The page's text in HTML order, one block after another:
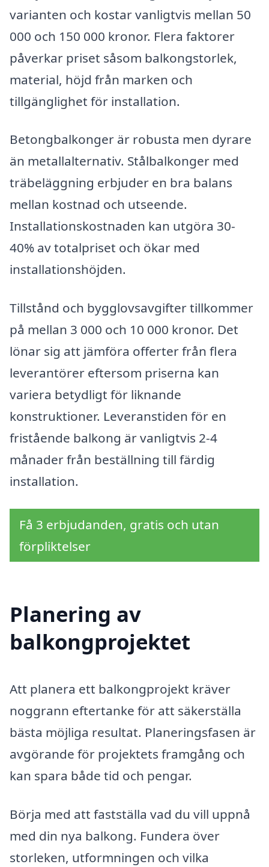
varianten och kostar vanligtvis mellan 50
000 och 150 000 kronor. Flera faktorer
påverkar priset såsom balkongstorlek,
material, höjd från marken och
tillgänglighet för installation.
Betongbalkonger är robusta men dyrare
än metallalternativ. Stålbalkonger med
träbeläggning erbjuder en bra balans
mellan kostnad och utseende.
Installationskostnaden kan utgöra 30-
40% av totalpriset och ökar med
installationshöjden.
Tillstånd och bygglovsavgifter tillkommer
på mellan 3 000 och 10 000 kronor. Det
lönar sig att jämföra offerter från flera
leverantörer eftersom priserna kan
variera betydligt för liknande
konstruktioner. Leveranstiden för en
fristående balkong är vanligtvis 2-4
månader från beställning till färdig
installation.
Få 3 erbjudanden, gratis och utan
förpliktelser
Planering av
balkongprojektet
Att planera ett balkongprojekt kräver
noggrann eftertanke för att säkerställa
bästa möjliga resultat. Planeringsfasen är
avgörande för projektets framgång och
kan spara både tid och pengar.
Börja med att fastställa vad du vill uppnå
med din nya balkong. Fundera över
storleken, utformningen och vilka